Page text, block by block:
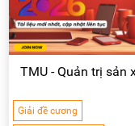
TMU - Quản trị sản
Giải đề cương